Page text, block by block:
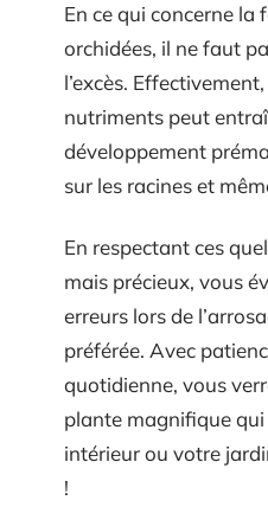
En ce qui concerne la
orchidées, il ne faut
l’excès.
nutriments peut
développement
sur les racines et
En respectant ces
mais précieux, vous
erreurs lors de
préférée. Avec
quotidienne, vous
plante magnifique
intérieur ou votre
!